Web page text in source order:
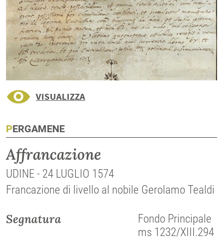
VISUALIZZA
PERGAMENE
Affrancazione
UDINE - 24 LUGLIO 1574
Francazione di livello al nobile Gerolamo Tealdi
Segnatura
Fondo Principale
ms 1232/XIII.294